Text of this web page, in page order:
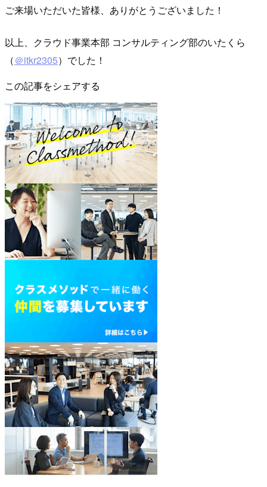
ご来場いただいた皆様、ありがとうございました！
以上、クラウド事業本部 コンサルティング部のいたくら
（＠itkr2305）でした！
この記事をシェアする